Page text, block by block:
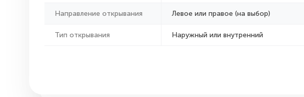
Направление открывания Левое или правое (на выбор)
Тип открывания Наружный или внутренний